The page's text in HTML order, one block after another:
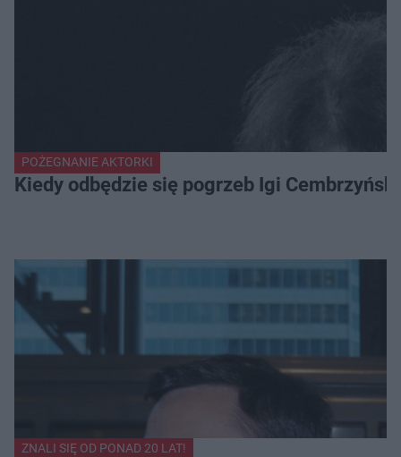
POŻEGNANIE AKTORKI
Kiedy odbędzie się pogrzeb Igi
ZNALI SIĘ OD PONAD 20 LAT!